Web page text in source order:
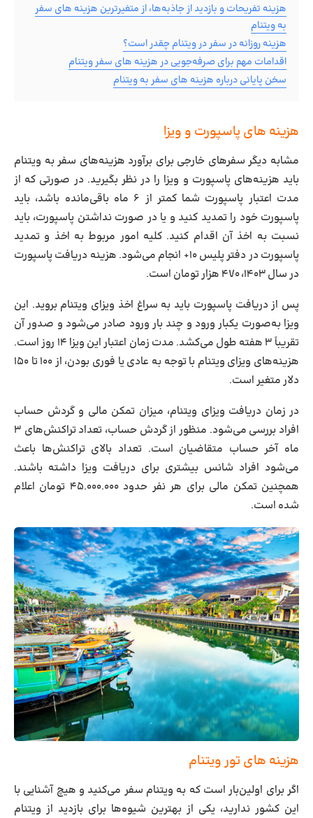
هزینه تفریحات و بازدید از جاذبه‌ها، از متغیرترین هزینه های سفر
به ویتنام
هزینه روزانه در سفر در ویتنام چقدر است؟
اقدامات مهم برای صرفه‌جویی در هزینه های سفر ویتنام
سخن پایانی درباره هزینه های سفر به ویتنام
هزینه‌ های پاسپورت و ویزا
مشابه دیگر سفرهای خارجی برای برآورد هزینه‌های سفر به ویتنام
باید هزینه‌های پاسپورت و ویزا را در نظر بگیرید. در صورتی که از
مدت اعتبار پاسپورت شما کمتر از ۶ ماه باقی‌مانده باشد، باید
پاسپورت خود را تمدید کنید و یا در صورت نداشتن پاسپورت، باید
نسبت به اخذ آن اقدام کنید. کلیه امور مربوط به اخذ و تمدید
پاسپورت در دفتر پلیس ۱۰+ انجام می‌شود. هزینه دریافت پاسپورت
در سال ۱۴۰۳، ۴۷۰ هزار تومان است.
پس از دریافت پاسپورت باید به سراغ اخذ ویزای ویتنام بروید. این
ویزا به‌صورت یکبار ورود و چند بار ورود صادر می‌شود و صدور آن
تقریباً ۳ هفته طول می‌کشد. مدت زمان اعتبار این ویزا ۱۴ روز است.
هزینه‌های ویزای ویتنام با توجه به عادی یا فوری بودن، از ۱۰۰ تا ۱۵۰
دلار متغیر است.
در زمان دریافت ویزای ویتنام، میزان تمکن مالی و گردش حساب
افراد بررسی می‌شود. منظور از گردش حساب، تعداد تراکنش‌های ۳
ماه آخر حساب متقاضیان است. تعداد بالای تراکنش‌ها باعث
می‌شود افراد شانس بیشتری برای دریافت ویزا داشته باشند.
همچنین تمکن مالی برای هر نفر حدود ۴۵.۰۰۰.۰۰۰ تومان اعلام
شده است.
هزینه های تور ویتنام
اگر برای اولین‌بار است که به ویتنام سفر می‌کنید و هیچ آشنایی با
این کشور ندارید، یکی از بهترین شیوه‌ها برای بازدید از ویتنام